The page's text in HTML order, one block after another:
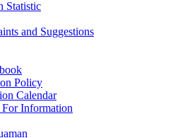
Statistic
and Suggestions
Policy
Calendar
Information